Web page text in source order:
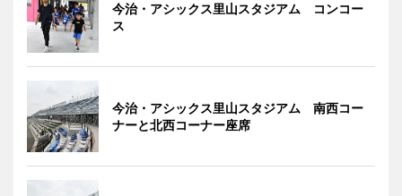
今治・アシックス里山スタジアム コンコー
ス
今治・アシックス里山スタジアム 南西コー
ナーと北西コーナー座席